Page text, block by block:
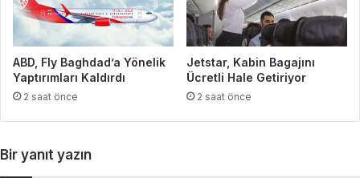
ABD, Fly Baghdad’a Yönelik
Yaptırımları Kaldırdı
2 saat önce
Jetstar, Kabin Bagajını
Ücretli Hale Getiriyor
2 saat önce
Bir yanıt yazın